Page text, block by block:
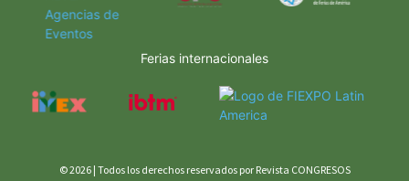
Ferias internacionales
© 2026 | Todos los derechos reservados por Revista CONGRESOS